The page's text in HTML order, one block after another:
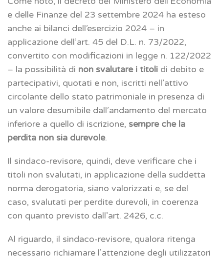
e delle Finanze del 23 settembre 2024 ha esteso
anche ai bilanci dell’esercizio 2024 – in
applicazione dell’art. 45 del D.L. n. 73/2022,
convertito con modificazioni in legge n. 122/2022
– la possibilità di non svalutare i titoli di debito e
partecipativi, quotati e non, iscritti nell’attivo
circolante dello stato patrimoniale in presenza di
un valore desumibile dall’andamento del mercato
inferiore a quello di iscrizione, sempre che la
perdita non sia durevole.
Il sindaco-revisore, quindi, deve verificare che i
titoli non svalutati, in applicazione della suddetta
norma derogatoria, siano valorizzati e, se del
caso, svalutati per perdite durevoli, in coerenza
con quanto previsto dall’art. 2426, c.c.
Al riguardo, il sindaco-revisore, qualora ritenga
necessario richiamare l’attenzione degli utilizzatori